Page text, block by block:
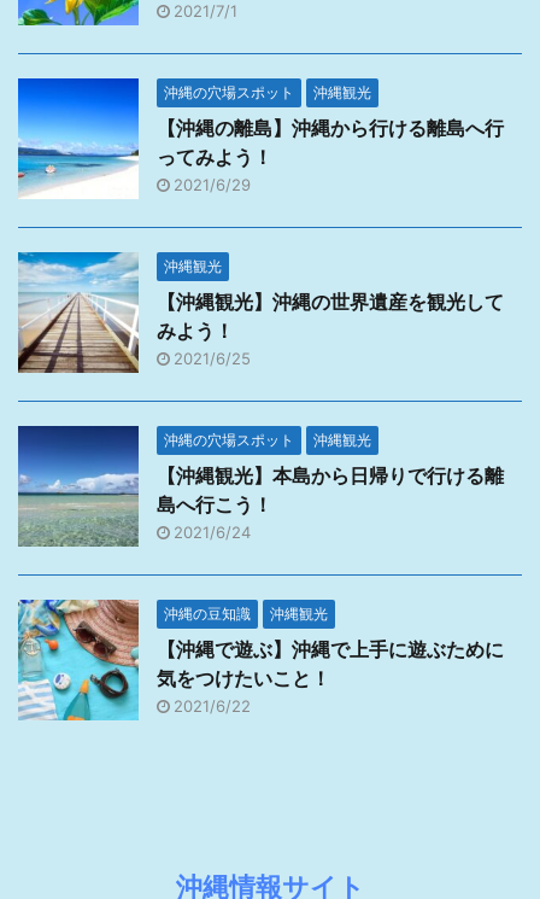
2021/7/1
沖縄の穴場スポット 沖縄観光
【沖縄の離島】沖縄から行ける離島へ行
ってみよう！
2021/6/29
沖縄観光
【沖縄観光】沖縄の世界遺産を観光して
みよう！
2021/6/25
沖縄の穴場スポット 沖縄観光
【沖縄観光】本島から日帰りで行ける離
島へ行こう！
2021/6/24
沖縄の豆知識 沖縄観光
【沖縄で遊ぶ】沖縄で上手に遊ぶために
気をつけたいこと！
2021/6/22
沖縄情報サイト